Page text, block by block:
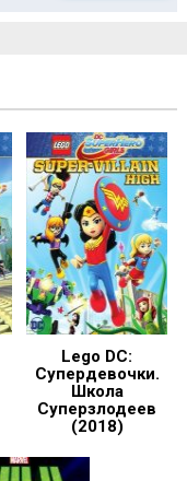
Lego DC:
Супердевочки.
Школа
Суперзлодеев
(2018)